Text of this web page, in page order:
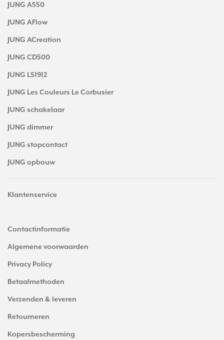
JUNG A550
JUNG AFlow
JUNG ACreation
JUNG CD500
JUNG LS1912
JUNG Les Couleurs Le Corbusier
JUNG schakelaar
JUNG dimmer
JUNG stopcontact
JUNG opbouw
Klantenservice
Contactinformatie
Algemene voorwaarden
Privacy Policy
Betaalmethoden
Verzenden & leveren
Retourneren
Kopersbescherming